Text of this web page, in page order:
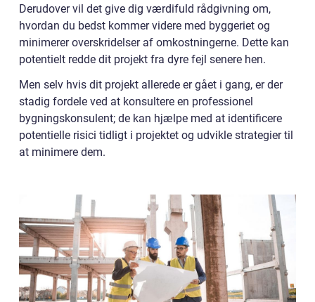
Derudover vil det give dig værdifuld rådgivning om,
hvordan du bedst kommer videre med byggeriet og
minimerer overskridelser af omkostningerne. Dette kan
potentielt redde dit projekt fra dyre fejl senere hen.
Men selv hvis dit projekt allerede er gået i gang, er der
stadig fordele ved at konsultere en professionel
bygningskonsulent; de kan hjælpe med at identificere
potentielle risici tidligt i projektet og udvikle strategier til
at minimere dem.